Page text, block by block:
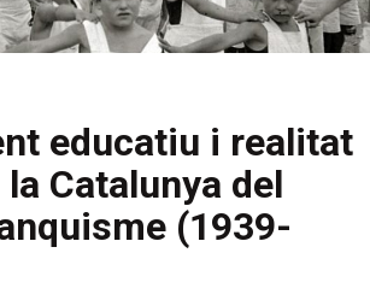
educatiu i realitat
Catalunya del
(1939-